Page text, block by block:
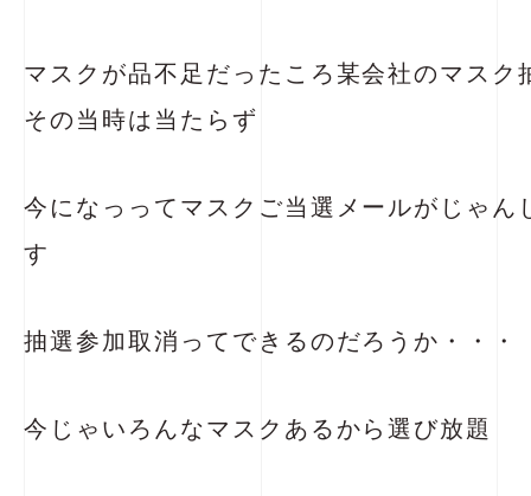
マスクが品不足だったころ某会社のマスク
その当時は当たらず
今になっってマスクご当選メールがじゃん
す
抽選参加取消ってできるのだろうか・・・
今じゃいろんなマスクあるから選び放題